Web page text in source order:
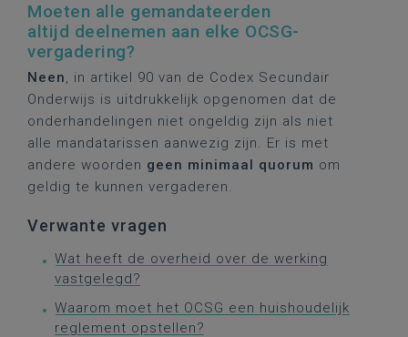
Moeten alle gemandateerden
altijd deelnemen aan elke OCSG-
vergadering?
Neen, in artikel 90 van de Codex Secundair
Onderwijs is uitdrukkelijk opgenomen dat de
onderhandelingen niet ongeldig zijn als niet
alle mandatarissen aanwezig zijn. Er is met
andere woorden geen minimaal quorum om
geldig te kunnen vergaderen.
Verwante vragen
Wat heeft de overheid over de werking
vastgelegd?
Waarom moet het OCSG een huishoudelijk
reglement opstellen?